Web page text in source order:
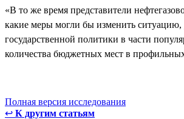
«В то же время представители
какие меры могли бы изменить ситуацию,
государственной политики в части
количества бюджетных мест в
Полная версия исследования
↩ К другим статьям